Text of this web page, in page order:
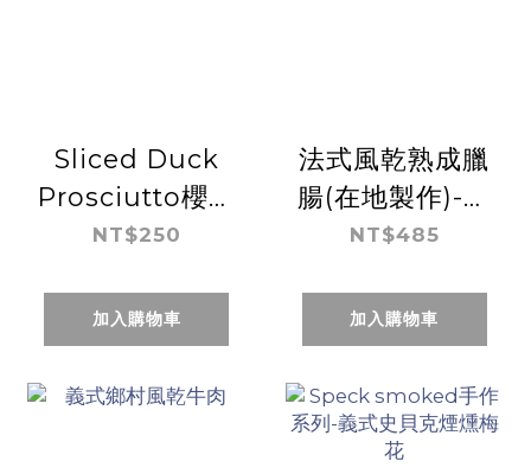
Sliced Duck
Prosciutto櫻桃
鴨胸生火腿(在
NT$250
加入購物車
法式風乾熟成臘
腸(在地製作)-原
味
NT$485
加入購物車